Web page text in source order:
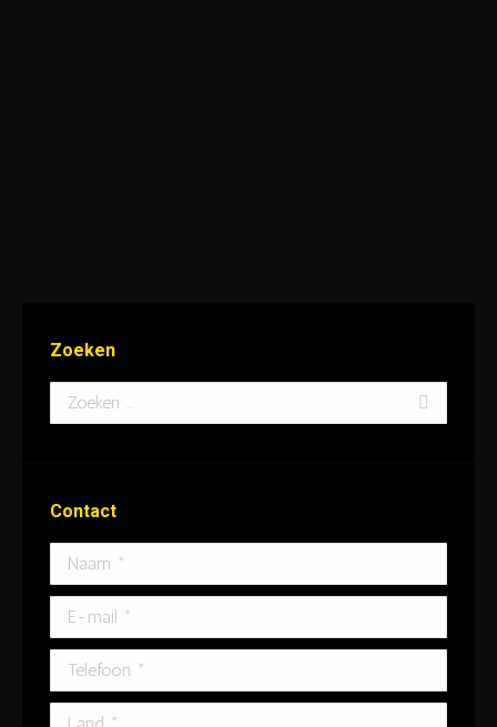
Zoeken
Search:
Contact
Naam *
E-mail *
Telefoon *
Land *